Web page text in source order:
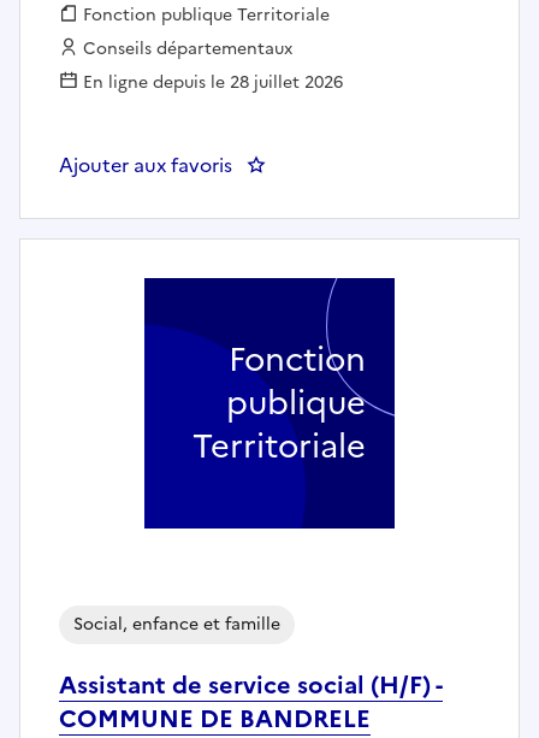
Fonction publique :
Fonction publique Territoriale
Employeur :
Conseils départementaux
En ligne depuis le 28 juillet 2026
Ajouter aux favoris : Responsable de service
Assistant de service social (H/F) -
COMMUNE DE BANDRELE
Social, enfance et famille
Fonction
publique
Territoriale